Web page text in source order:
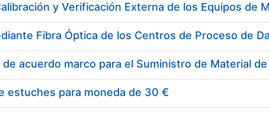
estuches para moneda de 30 €